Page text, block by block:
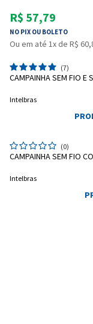
R$ 57,79
NO PIX OU BOLETO
Ou em até 1x de R$
(7)
CAMPAINHA SEM FIO E
Intelbras
(0)
CAMPAINHA SEM FIO
Intelbras